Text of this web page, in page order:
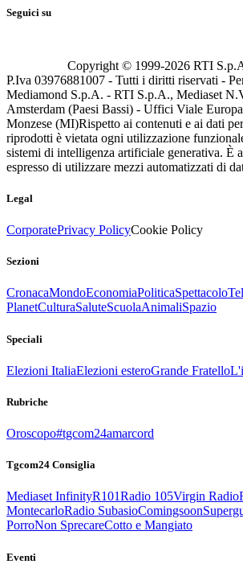
Seguici su
Copyright © 1999-2026 RTI
P.Iva 03976881007 - Tutti i diritti riservati -
Mediamond S.p.A. - RTI S.p.A., Mediaset
Amsterdam (Paesi Bassi) - Uffici Viale
Monzese (MI)Rispetto ai contenuti e ai dati
riprodotti è vietata ogni utilizzazione
sistemi di intelligenza artificiale generativa. È
espresso di utilizzare mezzi automatizzati di
Legal
CorporatePrivacy PolicyCookie Policy
Sezioni
CronacaMondoEconomiaPoliticaSpettacolo
PlanetCulturaSaluteScuolaAnimaliSpazio
Speciali
Elezioni ItaliaElezioni esteroGrande Fratello
Rubriche
Oroscopo#tgcom24amarcord
Tgcom24 Consiglia
Mediaset InfinityR101Radio 105Virgin Radio
MontecarloRadio SubasioComingsoon
PorroNon SprecareCotto e Mangiato
Eventi